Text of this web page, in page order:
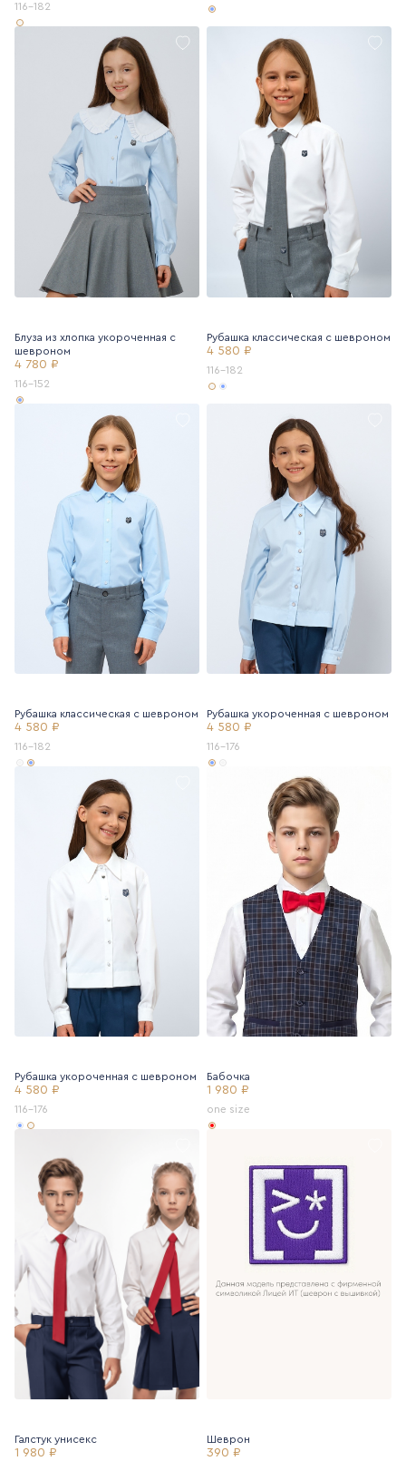
116-182
Блуза из хлопка укороченная с
шевроном
4 780 ₽
116-152
Рубашка классическая с шевроном
4 580 ₽
116-182
Рубашка классическая с шевроном
4 580 ₽
116-182
Рубашка укороченная с шевроном
4 580 ₽
116-176
Рубашка укороченная с шевроном
4 580 ₽
116-176
Бабочка
1 980 ₽
one size
Галстук унисекс
1 980 ₽
Шеврон
390 ₽